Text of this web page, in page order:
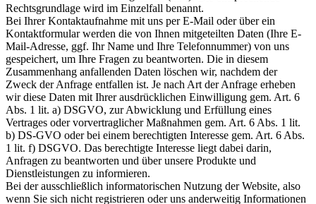
Rechtsgrundlage wird im Einzelfall benannt.
Bei Ihrer Kontaktaufnahme mit uns per E-Mail oder über ein
Kontaktformular werden die von Ihnen mitgeteilten Daten (Ihre E-
Mail-Adresse, ggf. Ihr Name und Ihre Telefonnummer) von uns
gespeichert, um Ihre Fragen zu beantworten. Die in diesem
Zusammenhang anfallenden Daten löschen wir, nachdem der
Zweck der Anfrage entfallen ist. Je nach Art der Anfrage erheben
wir diese Daten mit Ihrer ausdrücklichen Einwilligung gem. Art. 6
Abs. 1 lit. a) DSGVO, zur Abwicklung und Erfüllung eines
Vertrages oder vorvertraglicher Maßnahmen gem. Art. 6 Abs. 1 lit.
b) DS-GVO oder bei einem berechtigten Interesse gem. Art. 6 Abs.
1 lit. f) DSGVO. Das berechtigte Interesse liegt dabei darin,
Anfragen zu beantworten und über unsere Produkte und
Dienstleistungen zu informieren.
Bei der ausschließlich informatorischen Nutzung der Website, also
wenn Sie sich nicht registrieren oder uns anderweitig Informationen